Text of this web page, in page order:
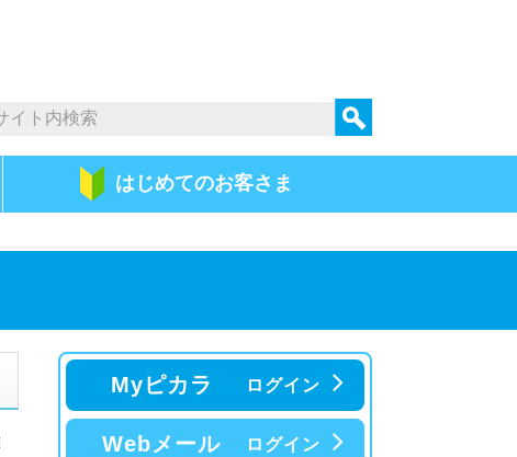
はじめてのお客さま
Myピカラ ログイン
Webメール ログイン